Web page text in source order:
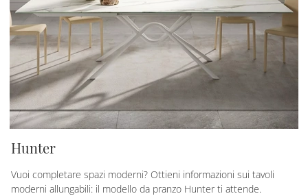
Hunter
Vuoi completare spazi moderni? Ottieni informazioni sui tavoli
moderni allungabili: il modello da pranzo Hunter ti attende.